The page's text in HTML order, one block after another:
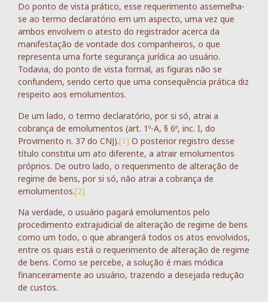
Do ponto de vista prático, esse requerimento assemelha-
se ao termo declaratório em um aspecto, uma vez que
ambos envolvem o atesto do registrador acerca da
manifestação de vontade dos companheiros, o que
representa uma forte segurança jurídica ao usuário.
Todavia, do ponto de vista formal, as figuras não se
confundem, sendo certo que uma consequência prática diz
respeito aos emolumentos.
De um lado, o termo declaratório, por si só, atrai a
cobrança de emolumentos (art. 1º-A, § 6º, inc. I, do
Provimento n. 37 do CNJ).[1] O posterior registro desse
título constitui um ato diferente, a atrair emolumentos
próprios. De outro lado, o requerimento de alteração de
regime de bens, por si só, não atrai a cobrança de
emolumentos.[2]
Na verdade, o usuário pagará emolumentos pelo
procedimento extrajudicial de alteração de regime de bens
como um todo, o que abrangerá todos os atos envolvidos,
entre os quais está o requerimento de alteração de regime
de bens. Como se percebe, a solução é mais módica
financeiramente ao usuário, trazendo a desejada redução
de custos.